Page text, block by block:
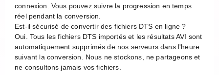
connexion. Vous pouvez suivre la progression en temps
réel pendant la conversion.
Est-il sécurisé de convertir des fichiers DTS en ligne ?
Oui. Tous les fichiers DTS importés et les résultats AVI sont
automatiquement supprimés de nos serveurs dans l'heure
suivant la conversion. Nous ne stockons, ne partageons et
ne consultons jamais vos fichiers.